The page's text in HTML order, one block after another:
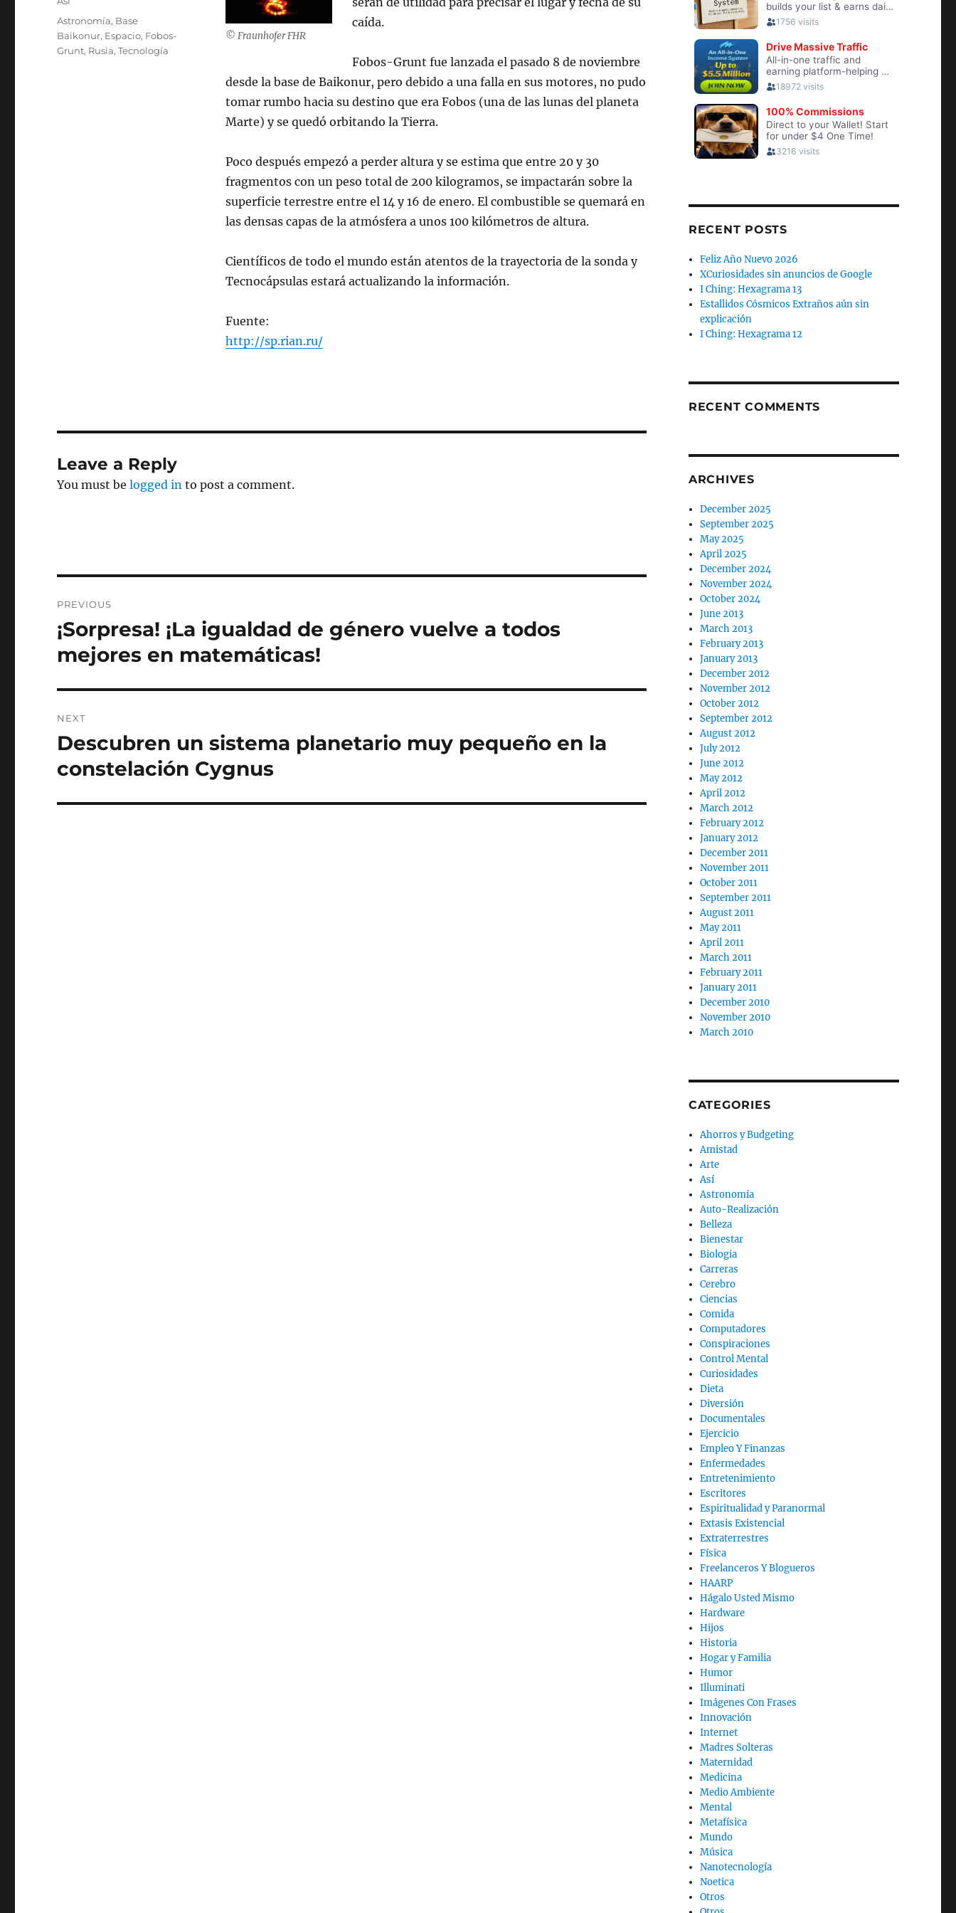
© Fraunhofer FHR
caída.
Fobos-Grunt fue lanzada el pasado 8 de noviembre
desde la base de Baikonur, pero debido a una falla en sus motores, no pudo
tomar rumbo hacia su destino que era Fobos (una de las lunas del planeta
Marte) y se quedó orbitando la Tierra.
Poco después empezó a perder altura y se estima que entre 20 y 30
fragmentos con un peso total de 200 kilogramos, se impactarán sobre la
superficie terrestre entre el 14 y 16 de enero. El combustible se quemará en
las densas capas de la atmósfera a unos 100 kilómetros de altura.
Científicos de todo el mundo están atentos de la trayectoria de la sonda y
Tecnocápsulas estará actualizando la información.
Fuente:
http://sp.rian.ru/
Tags
Astronomía, Base
Baikonur, Espacio, Fobos-
Grunt, Rusia,Tecnología
Leave a Reply
You must belogged in to post a comment.
navigation
PREVIOUS
Previous
¡Sorpresa! ¡La igualdad de género vuelve a todos
mejores en matemáticas!
NEXT
Next
Descubren un sistema planetario muy pequeño en la
constelación Cygnus
RECENT POSTS
Feliz Año Nuevo 2026
XCuriosidades sin anuncios de Google
I Ching: Hexagrama 13
Estallidos Cósmicos Extraños aún sin
explicación
I Ching: Hexagrama 12
RECENT COMMENTS
ARCHIVES
December 2025
September 2025
May 2025
April 2025
December 2024
November 2024
October 2024
June 2013
March 2013
February 2013
January 2013
December 2012
November 2012
October 2012
September 2012
August 2012
July 2012
June 2012
May 2012
April 2012
March 2012
February 2012
January 2012
December 2011
November 2011
October 2011
September 2011
August 2011
May 2011
April 2011
March 2011
February 2011
January 2011
December 2010
November 2010
March 2010
CATEGORIES
Ahorros y Budgeting
Amistad
Arte
Así
Astronomía
Auto-Realización
Belleza
Bienestar
Biologia
Carreras
Cerebro
Ciencias
Comida
Computadores
Conspiraciones
Control Mental
Curiosidades
Dieta
Diversión
Documentales
Ejercicio
Empleo Y Finanzas
Enfermedades
Entretenimiento
Escritores
Espiritualidad y Paranormal
Extasis Existencial
Extraterrestres
Física
Freelanceros Y Blogueros
HAARP
Hágalo Usted Mismo
Hardware
Hijos
Historia
Hogar y Familia
Humor
Illuminati
Imágenes Con Frases
Innovación
Internet
Madres Solteras
Maternidad
Medicina
Medio Ambiente
Mental
Metafísica
Mundo
Música
Nanotecnología
Noetica
Otros